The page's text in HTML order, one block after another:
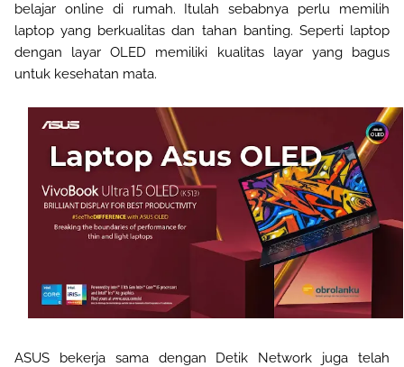
belajar online di rumah. Itulah sebabnya perlu memilih
laptop yang berkualitas dan tahan banting. Seperti laptop
dengan layar OLED memiliki kualitas layar yang bagus
untuk kesehatan mata.
ASUS bekerja sama dengan Detik Network juga telah